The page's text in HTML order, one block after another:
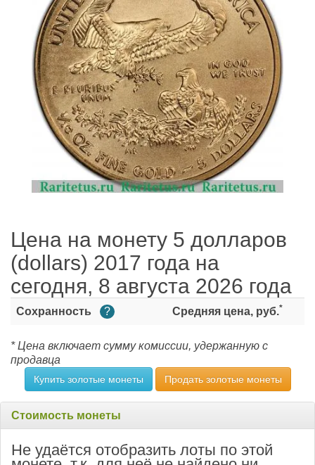
Цена на монету 5 долларов
(dollars) 2017 года на
сегодня, 8 августа 2026 года
Сохранность ? Средняя цена, руб.*
* Цена включает сумму комиссии, удержанную с
продавца
Купить золотые монеты Продать золотые монеты
Стоимость монеты
Не удаётся отобразить лоты по этой